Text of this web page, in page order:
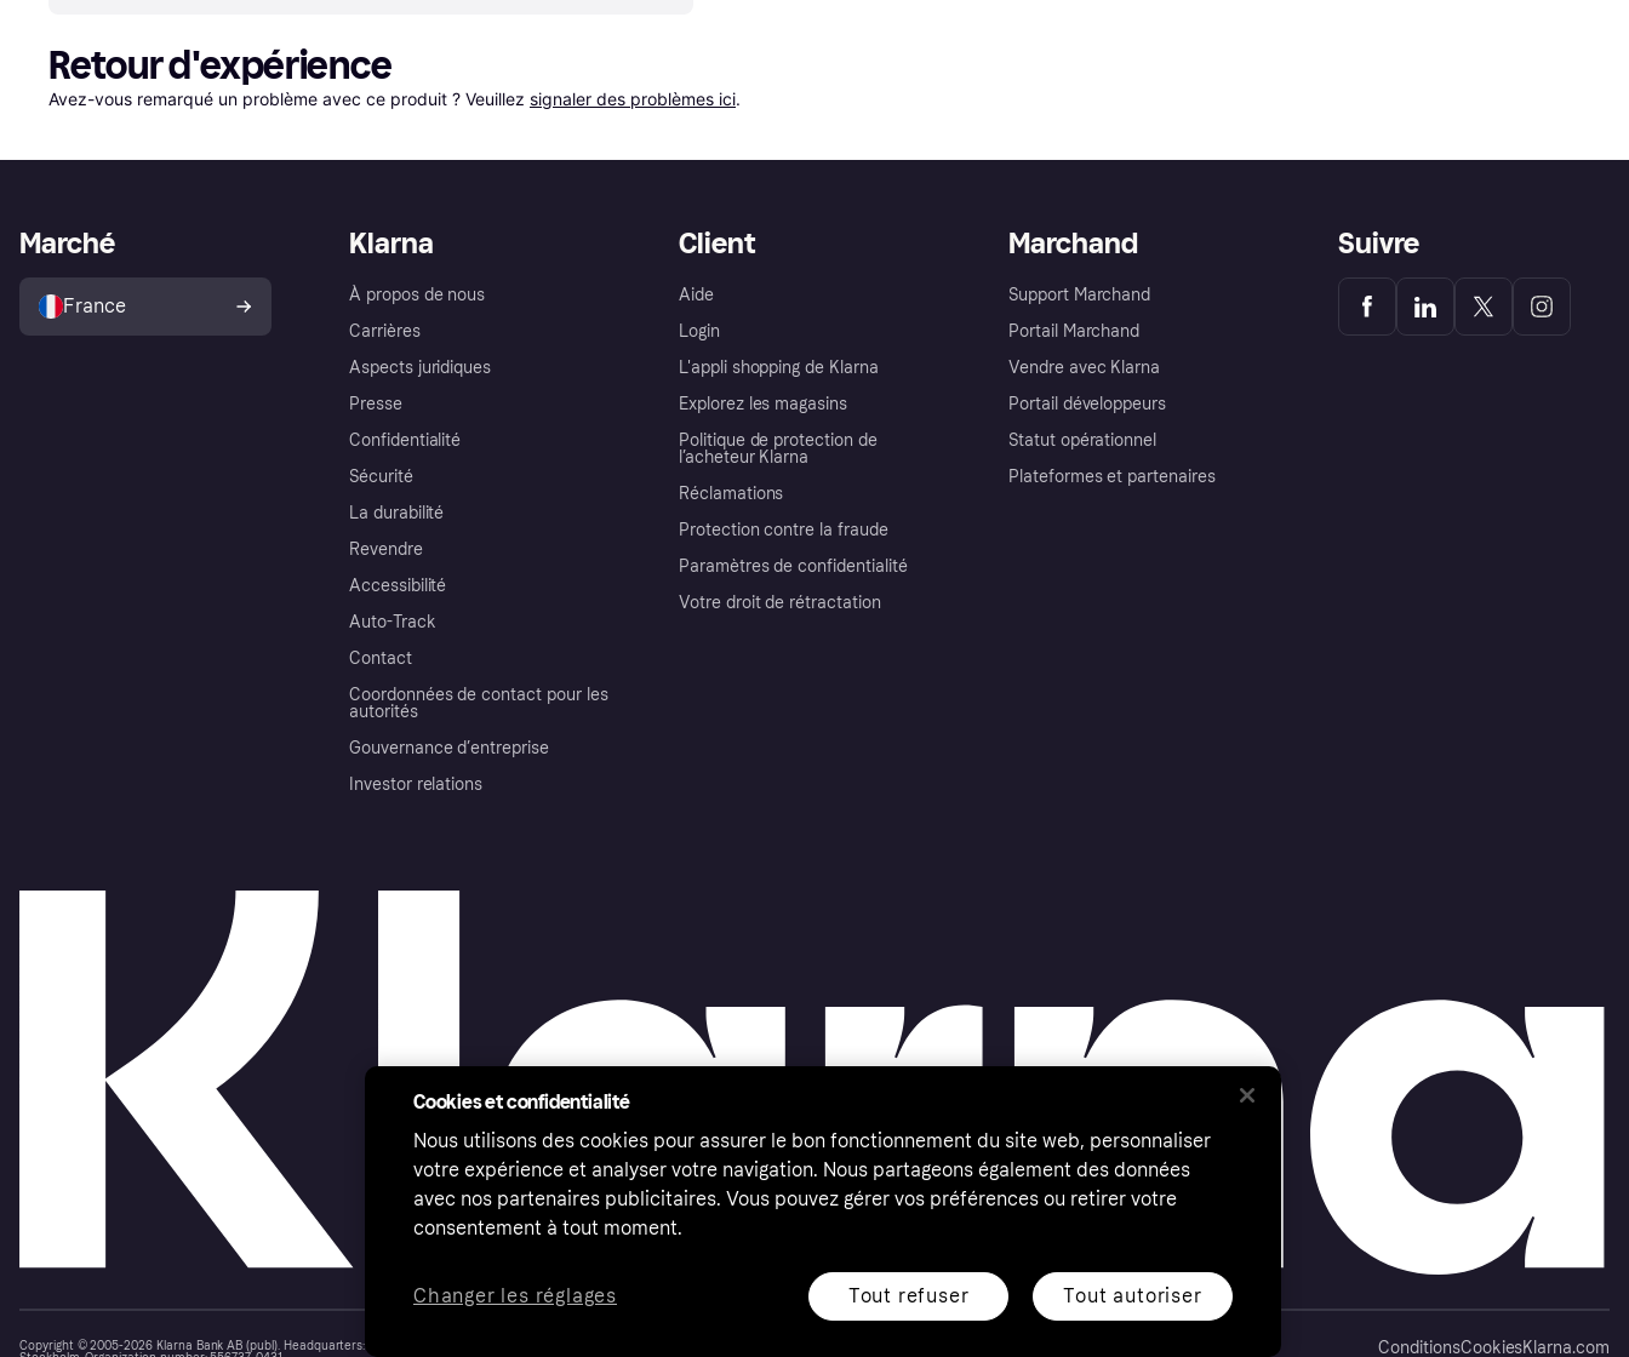
Retour d'expérience
Avez-vous remarqué un problème avec ce produit ? Veuillez signaler des problèmes ici.
Klarna
À propos de nous
Carrières
Aspects juridiques
Presse
Confidentialité
Sécurité
La durabilité
Revendre
Accessibilité
Auto-Track
Contact
Coordonnées de contact pour les
autorités
Gouvernance d’entreprise
Investor relations
Client
Aide
Login
L'appli shopping de Klarna
Explorez les magasins
Politique de protection de
l’acheteur Klarna
Réclamations
Protection contre la fraude
Paramètres de confidentialité
Votre droit de rétractation
Marchand
Support Marchand
Portail Marchand
Vendre avec Klarna
Portail développeurs
Statut opérationnel
Plateformes et partenaires
Marché
France
Suivre
Copyright © 2005-2026 Klarna Bank AB (publ). Headquarters: Stockholm, Sweden. All rights reserved. Klarna Bank AB (publ). Sveavägen 46, 111 34
ConditionsCookiesKlarna.com
Cookies et confidentialité
Nous utilisons des cookies pour assurer le bon fonctionnement du site web, personnaliser
votre expérience et analyser votre navigation. Nous partageons également des données
avec nos partenaires publicitaires. Vous pouvez gérer vos préférences ou retirer votre
consentement à tout moment.
Tout refuser Tout autoriser
Changer les réglages